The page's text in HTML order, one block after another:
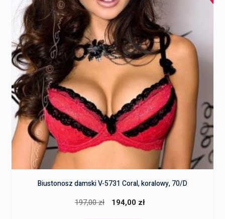
Biustonosz damski V-5731 Coral, koralowy, 70/D
197,00zł
Pierwotna
194,00 zł